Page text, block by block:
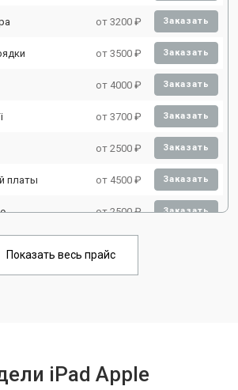
от 3200 ₽ Заказать
от 3500 ₽ Заказать
от 4000 ₽ Заказать
от 3700 ₽ Заказать
от 2500 ₽ Заказать
платы от 4500 ₽ Заказать
от 2500 ₽ Заказать
Показать весь прайс
iPad Apple